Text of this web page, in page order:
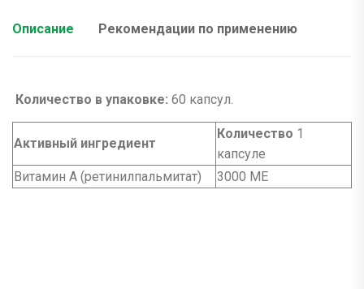
Описание Рекомендации по применению
Количество в упаковке: 60 капсул.
Активный ингредиент
Количество 1
капсулe
Витамин A (ретинилпальмитат)
3000 ME